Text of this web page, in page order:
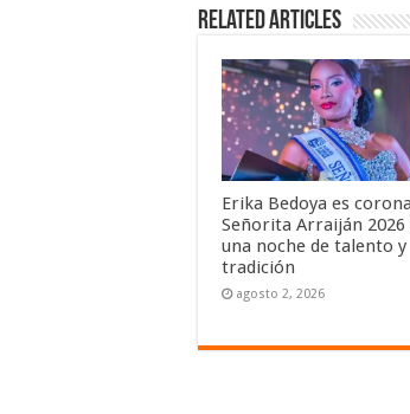
Related Articles
Erika Bedoya es
Señorita Arraiján 2026
una noche de talento y
tradición
agosto 2, 2026